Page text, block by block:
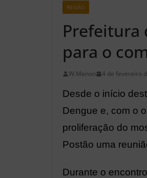
REGIÃO
Prefeitura
para o
W.Menon 4 de fevereiro
Desde o início
Dengue e, com o
proliferação do
Postão uma
Durante o